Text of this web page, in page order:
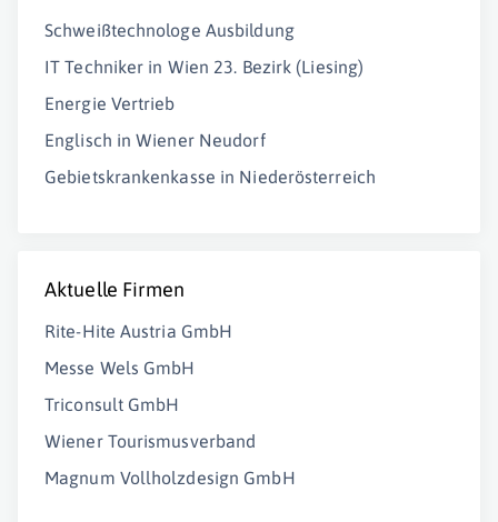
Schweißtechnologe Ausbildung
IT Techniker in Wien 23. Bezirk (Liesing)
Energie Vertrieb
Englisch in Wiener Neudorf
Gebietskrankenkasse in Niederösterreich
Aktuelle Firmen
Rite-Hite Austria GmbH
Messe Wels GmbH
Triconsult GmbH
Wiener Tourismusverband
Magnum Vollholzdesign GmbH